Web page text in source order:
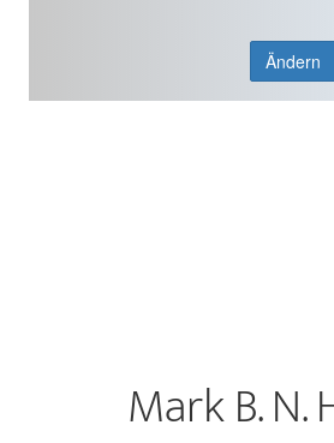
Ändern
Mark B. N.